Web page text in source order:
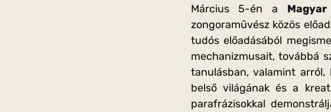
Március 5-én a
zongoraművész közös
tudós előadásából
mechanizmusait, továbbá
tanulásban, valamint
belső világának és a
parafrázisokkal